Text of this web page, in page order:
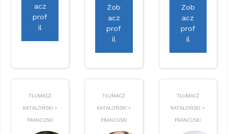
acz
prof
il
Zob
acz
prof
il
Zob
acz
prof
il
TŁUMACZ
KATALOŃSKI >
FRANCUSKI
TŁUMACZ
KATALOŃSKI >
FRANCUSKI
TŁUMACZ
KATALOŃSKI >
FRANCUSKI